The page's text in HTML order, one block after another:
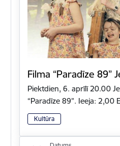
Filma “Paradīze 89”
Piektdien, 6. aprīlī 20.00
“Paradīze 89”. Ieeja: 2,00
Kultūra